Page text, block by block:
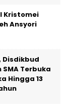
Kristomei
Ansyori
Disdikbud
Terbuka
Hingga 13